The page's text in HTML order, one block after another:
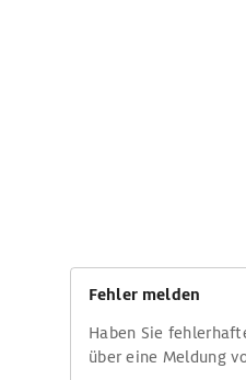
Fehler melden
Haben Sie
über eine Meldung